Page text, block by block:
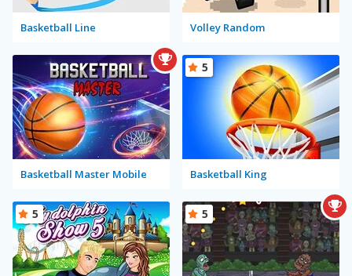
Basketball Line Volley Random
Basketball Master Mobile Basketball King
5
5 5